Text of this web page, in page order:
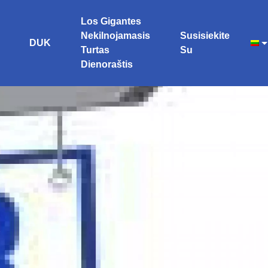
DUK
Los Gigantes
Nekilnojamasis
Turtas
Dienoraštis
Susisiekite
Su